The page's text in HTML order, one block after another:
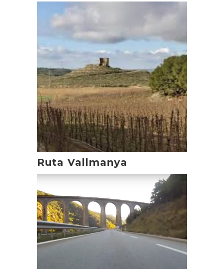
Ruta Vallmanya